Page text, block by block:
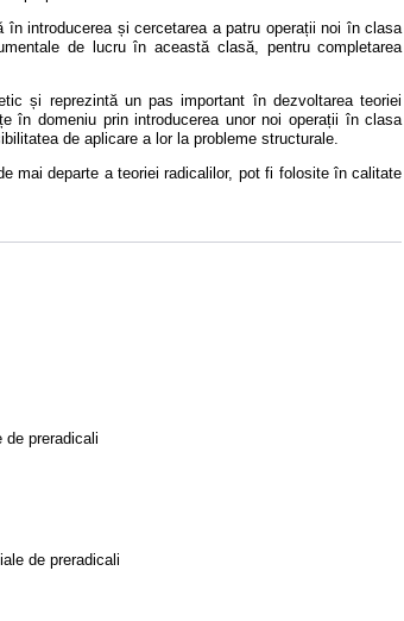
introducerea și cercetarea a patru operații noi în clasa
de lucru în această clasă, pentru completarea
și reprezintă un pas important în dezvoltarea teoriei
în domeniu prin introducerea unor noi operații în clasa
de aplicare a lor la probleme structurale.
mai departe a teoriei radicalilor, pot fi folosite în calitate
preradicali
de preradicali